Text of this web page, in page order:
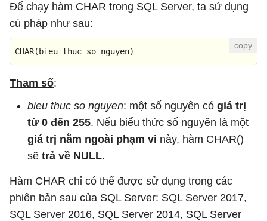
Để chạy hàm CHAR trong SQL Server, ta sử dụng
cú pháp như sau:
CHAR(bieu thuc so nguyen)
Tham số:
bieu thuc so nguyen: một số nguyên có giá trị
từ 0 đến 255. Nếu biểu thức số nguyên là một
giá trị nằm ngoài phạm vi này, hàm CHAR()
sẽ trả về NULL.
Hàm CHAR chỉ có thể được sử dụng trong các
phiên bản sau của SQL Server: SQL Server 2017,
SQL Server 2016, SQL Server 2014, SQL Server